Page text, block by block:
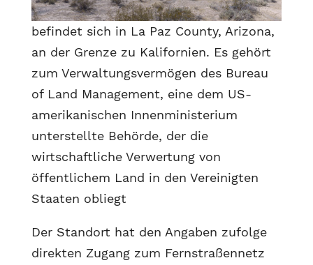
befindet sich in La Paz County, Arizona,
an der Grenze zu Kalifornien. Es gehört
zum Verwaltungsvermögen des Bureau
of Land Management, eine dem US-
amerikanischen Innenministerium
unterstellte Behörde, der die
wirtschaftliche Verwertung von
öffentlichem Land in den Vereinigten
Staaten obliegt
Der Standort hat den Angaben zufolge
direkten Zugang zum Fernstraßennetz